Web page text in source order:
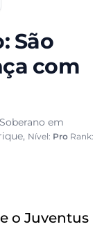
São
com
em
Nível: Pro Rank:
o Juventus